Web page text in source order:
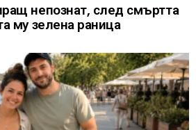
непознат, след смъртта
му зелена раница